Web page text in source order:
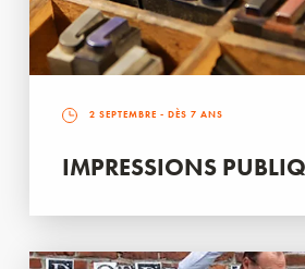
2 SEPTEMBRE - DÈS 7 ANS
IMPRESSIONS